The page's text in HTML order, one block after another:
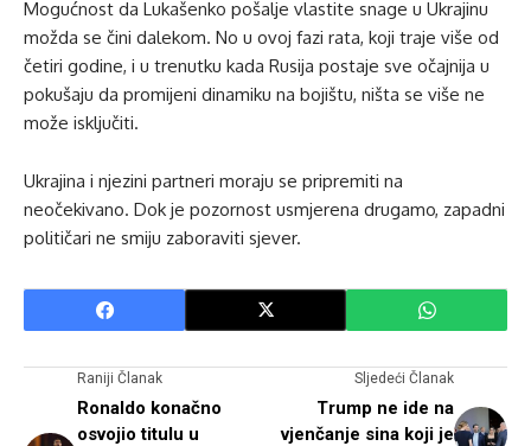
Mogućnost da Lukašenko pošalje vlastite snage u Ukrajinu
možda se čini dalekom. No u ovoj fazi rata, koji traje više od
četiri godine, i u trenutku kada Rusija postaje sve očajnija u
pokušaju da promijeni dinamiku na bojištu, ništa se više ne
može isključiti.
Ukrajina i njezini partneri moraju se pripremiti na
neočekivano. Dok je pozornost usmjerena drugamo, zapadni
političari ne smiju zaboraviti sjever.
Raniji Članak
Ronaldo konačno
osvojio titulu u
Sljedeći Članak
Trump ne ide na
vjenčanje sina koji je